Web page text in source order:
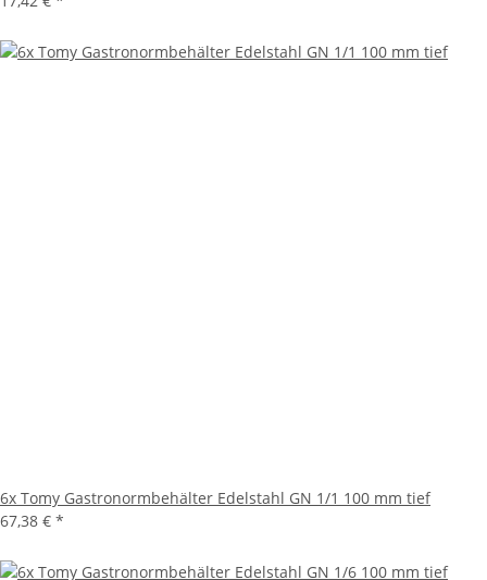
6x Tomy Gastronormbehälter Edelstahl GN 1/1 100 mm tief
67,38 € *